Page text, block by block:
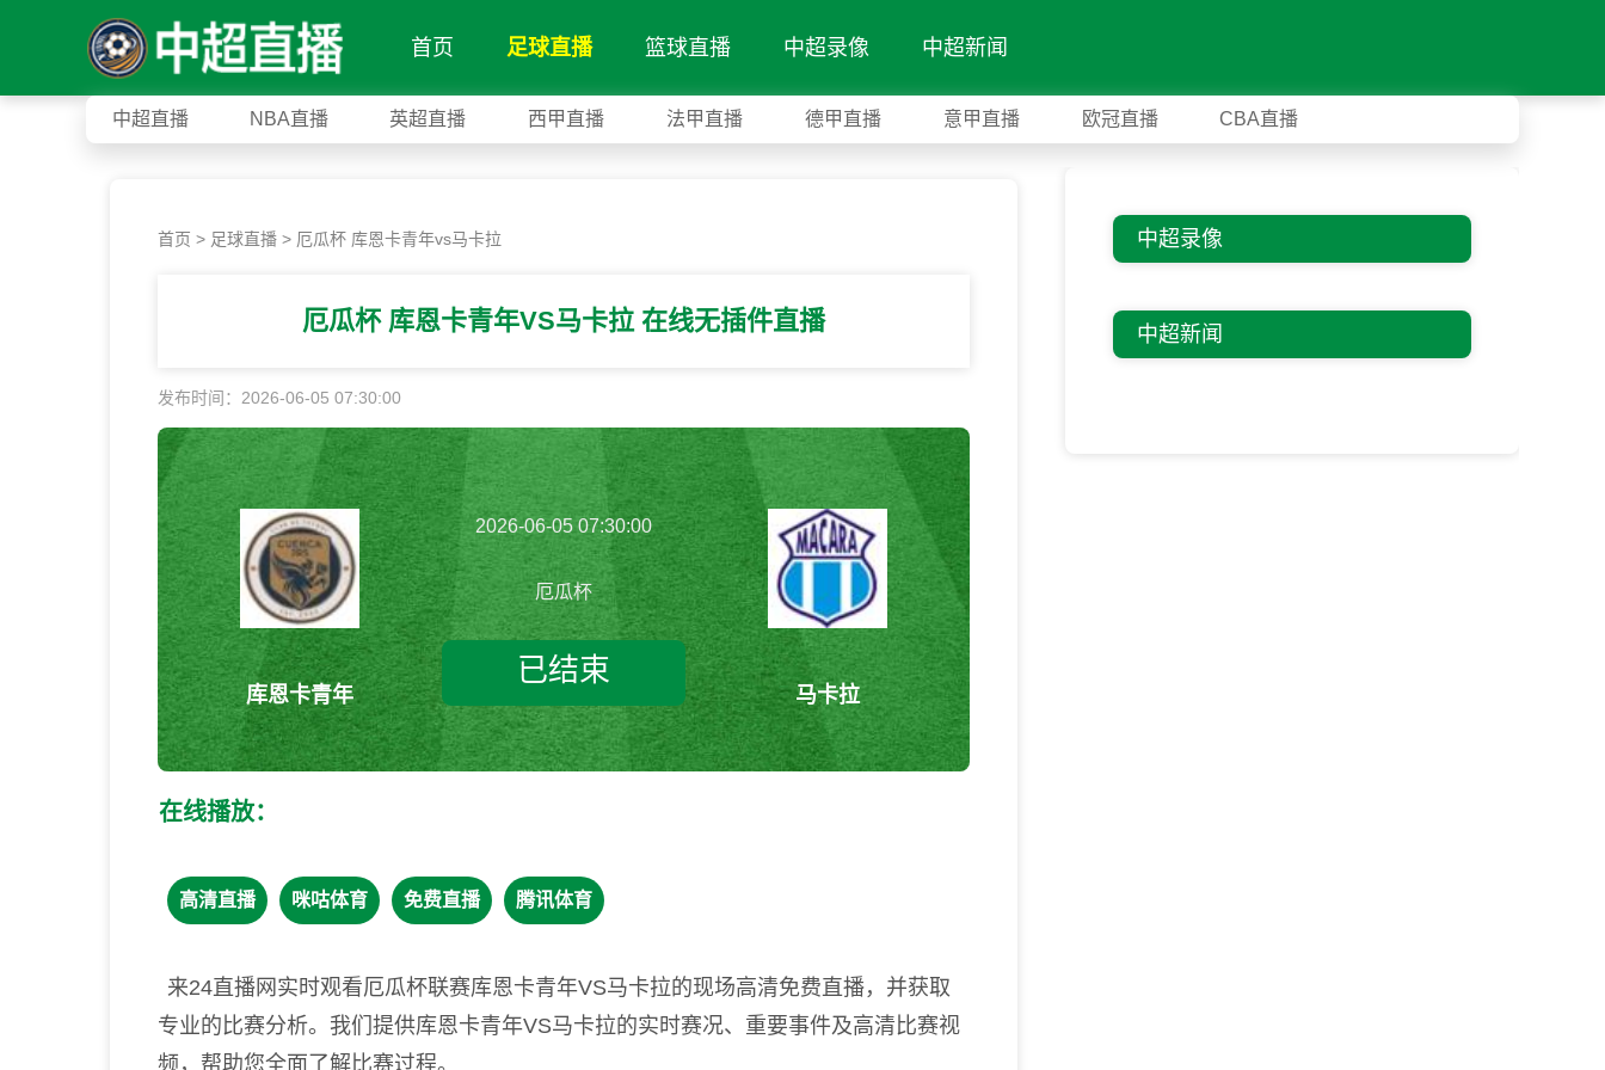
首页 足球直播 篮球直播 中超录像 中超新闻
中超直播 NBA直播 英超直播 西甲直播 法甲直播 德甲直播 意甲直播 欧冠直播 CBA直播
首页 > 足球直播 > 厄瓜杯 库恩卡青年vs马卡拉
厄瓜杯 库恩卡青年VS马卡拉 在线无插件直播
发布时间：2026-06-05 07:30:00
库恩卡青年
2026-06-05 07:30:00
厄瓜杯
已结束
马卡拉
在线播放：
高清直播 咪咕体育 免费直播 腾讯体育
来24直播网实时观看厄瓜杯联赛库恩卡青年VS马卡拉的现场高清免费直播，并获取
专业的比赛分析。我们提供库恩卡青年VS马卡拉的实时赛况、重要事件及高清比赛视
频，帮助您全面了解比赛过程。
中超录像
中超新闻